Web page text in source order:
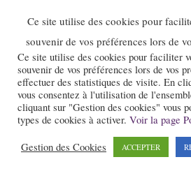
18
Benny Green
Annecy
19
Rusan Filiztek
Annecy
Ce site utilise des cookies pour
souvenir de vos préférences lors de
Ce site utilise des cookies pour faciliter
souvenir de vos préférences lors de vos
effectuer des statistiques de visite. En
vous consentez à l'utilisation de
cliquant sur "Gestion des cookies" vous
types de cookies à activer. Voir la page
Gestion des Cookies ACCEPTER